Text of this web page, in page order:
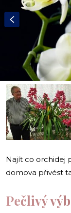
Najít co orchidej
domova přivést
Pečlivý